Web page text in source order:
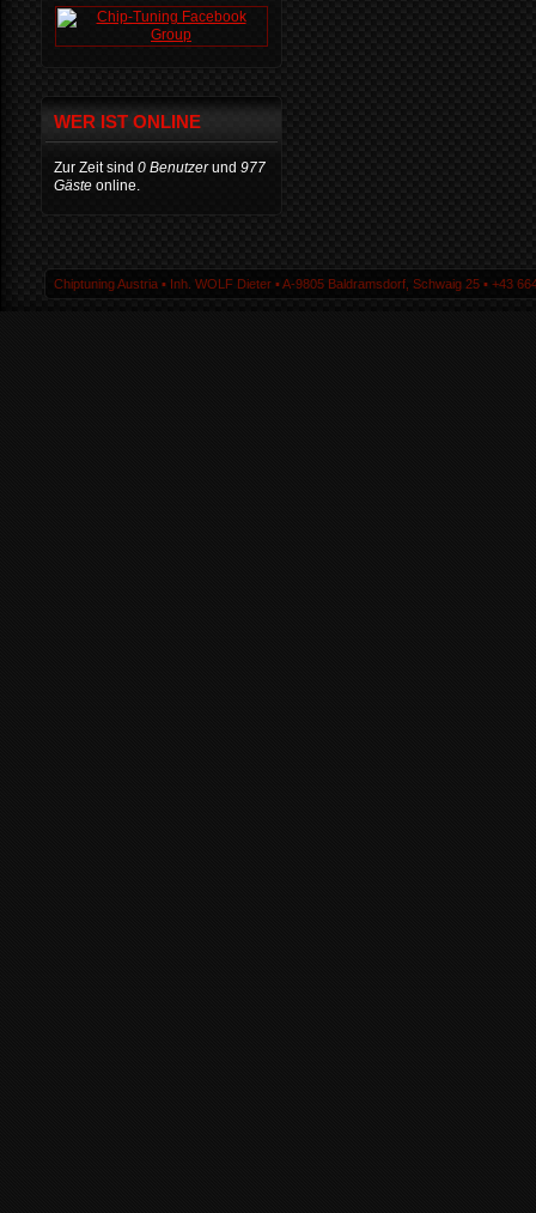
WER IST ONLINE
Zur Zeit sind 0 Benutzerund 977
Gäste online.
Chiptuning Austria ▪ Inh. WOLF Dieter ▪ A-9805 Baldramsdorf, Schwaig 25 ▪ +43